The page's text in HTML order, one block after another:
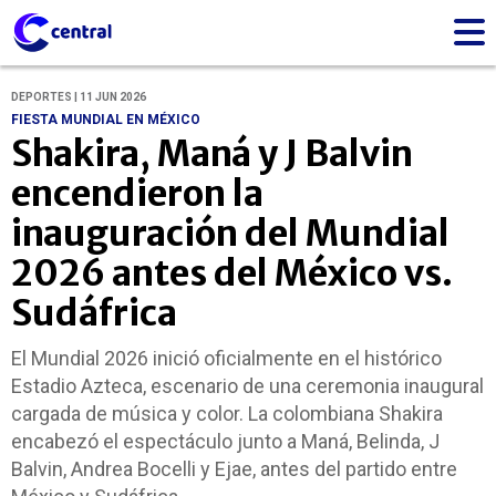
DEPORTES | 11 JUN 2026
FIESTA MUNDIAL EN MÉXICO
Shakira, Maná y J Balvin
encendieron la
inauguración del Mundial
2026 antes del México vs.
Sudáfrica
El Mundial 2026 inició oficialmente en el histórico
Estadio Azteca, escenario de una ceremonia inaugural
cargada de música y color. La colombiana Shakira
encabezó el espectáculo junto a Maná, Belinda, J
Balvin, Andrea Bocelli y Ejae, antes del partido entre